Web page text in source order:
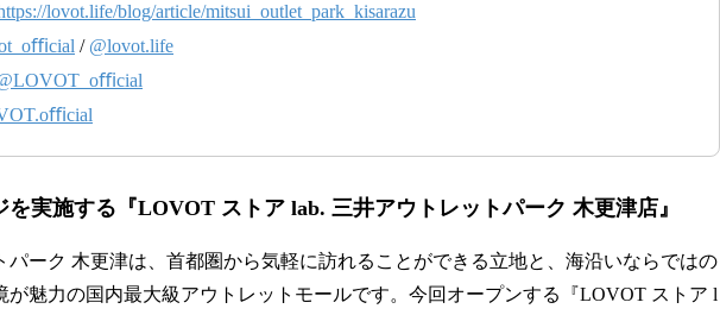
lovot.life/blog/article/mitsui_outlet_park_kisarazu
/ @lovot.life
を実施する『LOVOT ストア lab. 三井アウトレットパーク 木更津店』
ーク 木更津は、首都圏から気軽に訪れることができる立地と、海沿いならではの
が魅力の国内最大級アウトレットモールです。今回オープンする『LOVOT ストア l